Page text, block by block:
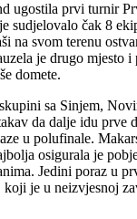
ugostila prvi turnir
sudjelovalo čak 8
na svom terenu
je drugo mjesto i
domete.
sa Sinjem,
da dalje idu prve
u polufinale.
osigurala je
Jedini poraz u
je u neizvjesnoj